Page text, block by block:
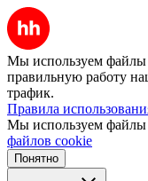
Мы используем файлы
правильную работу
трафик.
Правила
Мы используем файлы
файлов cookie
Понятно